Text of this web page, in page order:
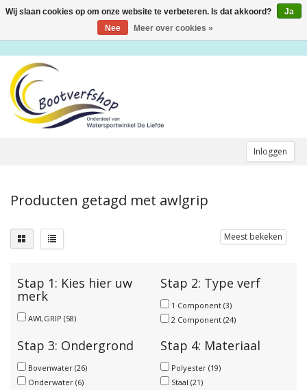
Inloggen
Toggle
Producten getagd met awlgrip
Meest bekeken
Stap 1: Kies hier uw
merk
AWLGRIP (58)
Stap 2: Type verf
1 Component (3)
2 Component (24)
Stap 3: Ondergrond
Bovenwater (26)
Onderwater (6)
Stap 4: Materiaal
Polyester (19)
Staal (21)
Wij slaan cookies op om onze website te verbeteren. Is dat akkoord?
Ja
Nee
Meer over cookies »